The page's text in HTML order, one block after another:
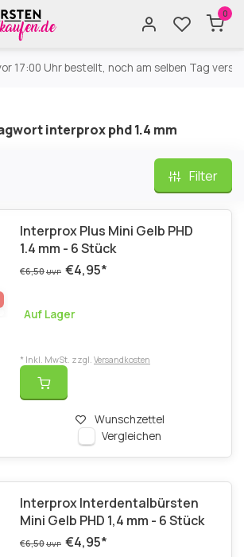
0
17:00 Uhr bestellt, noch am selben Tag
interprox phd 1.4 mm
Filter
Interprox Plus Mini Gelb PHD
1.4 mm - 6 Stück
€6,50UVP €4,95*
Auf Lager
Wunschzettel
Vergleichen
* Inkl. MwSt. zzgl. Versandkosten
Interprox Interdentalbürsten
Mini Gelb PHD 1,4 mm - 6 Stück
€6,50UVP €4,95*